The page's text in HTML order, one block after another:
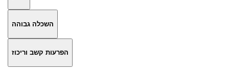
השכלה גבוהה
הפרעות קשב וריכוז